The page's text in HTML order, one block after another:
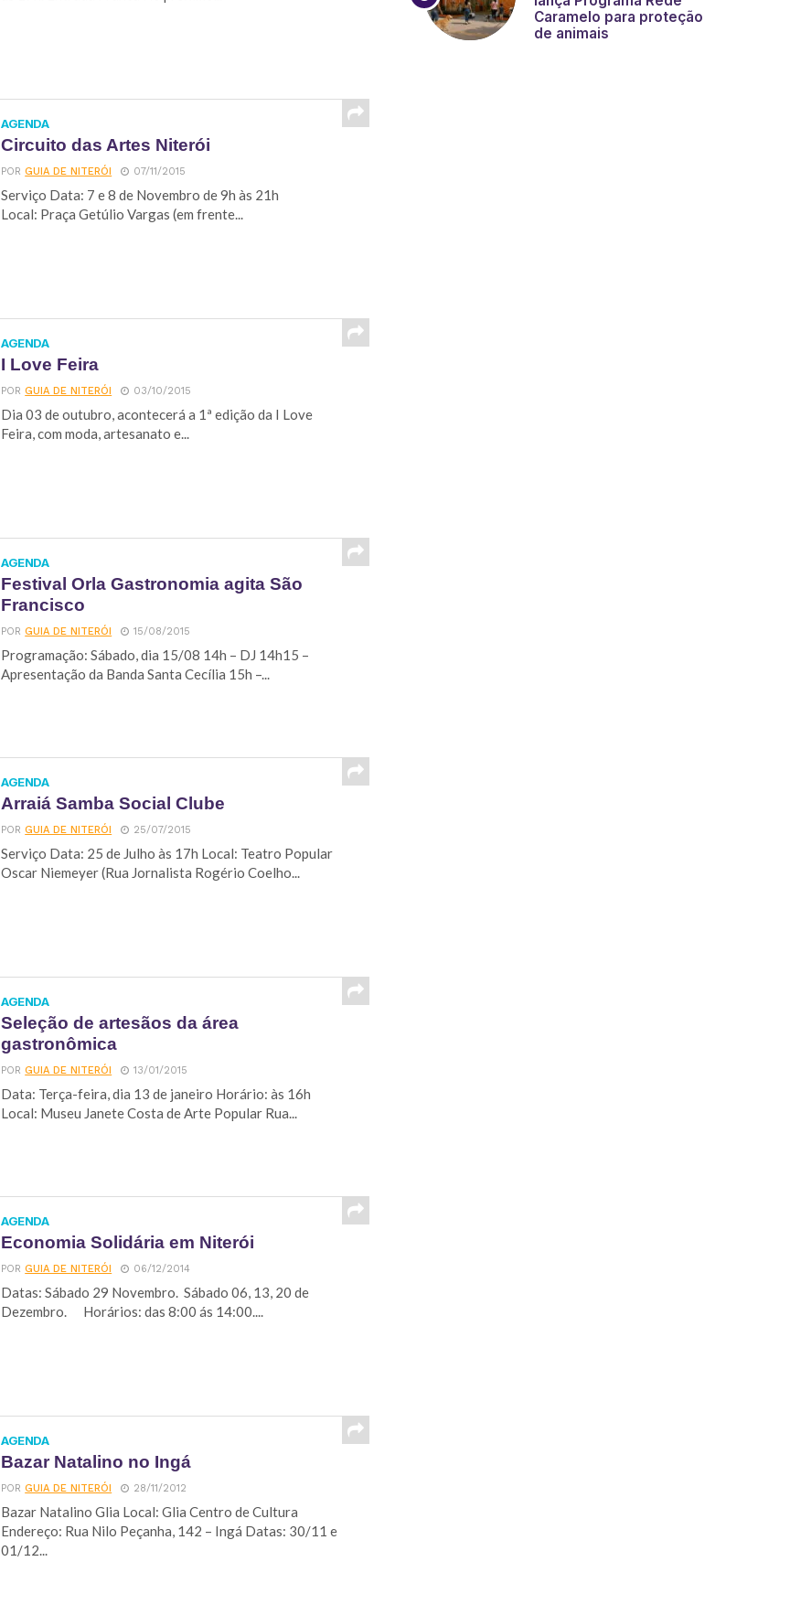
AGENDA
Circuito das Artes Niterói
PORGUIA DE NITERÓI 07/11/2015
Serviço Data: 7 e 8 de Novembro de 9h às 21h
Local: Praça Getúlio Vargas (em frente...
AGENDA
I Love Feira
PORGUIA DE NITERÓI 03/10/2015
Dia 03 de outubro, acontecerá a 1ª edição da I Love
Feira, com moda, artesanato e...
AGENDA
Festival Orla Gastronomia agita São
Francisco
PORGUIA DE NITERÓI 15/08/2015
Programação: Sábado, dia 15/08 14h – DJ 14h15 –
Apresentação da Banda Santa Cecília 15h –...
AGENDA
Arraiá Samba Social Clube
PORGUIA DE NITERÓI 25/07/2015
Serviço Data: 25 de Julho às 17h Local: Teatro Popular
Oscar Niemeyer (Rua Jornalista Rogério Coelho...
AGENDA
Seleção de artesãos da área
gastronômica
PORGUIA DE NITERÓI 13/01/2015
Data: Terça-feira, dia 13 de janeiro Horário: às 16h
Local: Museu Janete Costa de Arte Popular Rua...
AGENDA
Economia Solidária em Niterói
PORGUIA DE NITERÓI 06/12/2014
Datas: Sábado 29 Novembro. Sábado 06, 13, 20 de
Dezembro. Horários: das 8:00 ás 14:00....
AGENDA
Bazar Natalino no Ingá
PORGUIA DE NITERÓI 28/11/2012
Bazar Natalino Glia Local: Glia Centro de Cultura
Endereço: Rua Nilo Peçanha, 142 – Ingá Datas: 30/11 e
01/12...
Caramelo para proteção
de animais